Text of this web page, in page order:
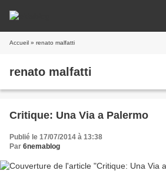
Accueil » renato malfatti
renato malfatti
Critique: Una Via a Palermo
Publié le 17/07/2014 à 13:38
Par 6nemablog